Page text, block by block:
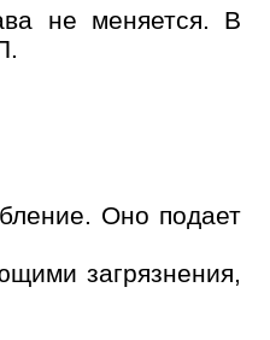
не меняется. В
Оно подает
загрязнения,